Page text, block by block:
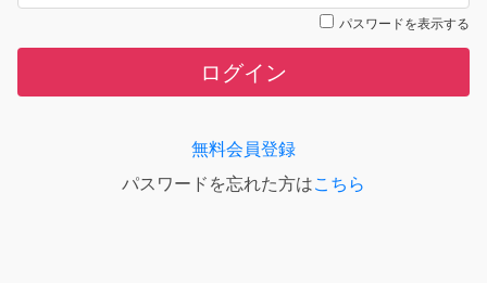
パスワードを表示する
ログイン
無料会員登録
パスワードを忘れた方はこちら